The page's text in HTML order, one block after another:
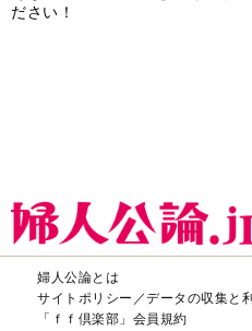
ださい！
婦人公論とは
サイトポリシー／データの収集と
「ｆｆ倶楽部」会員規約